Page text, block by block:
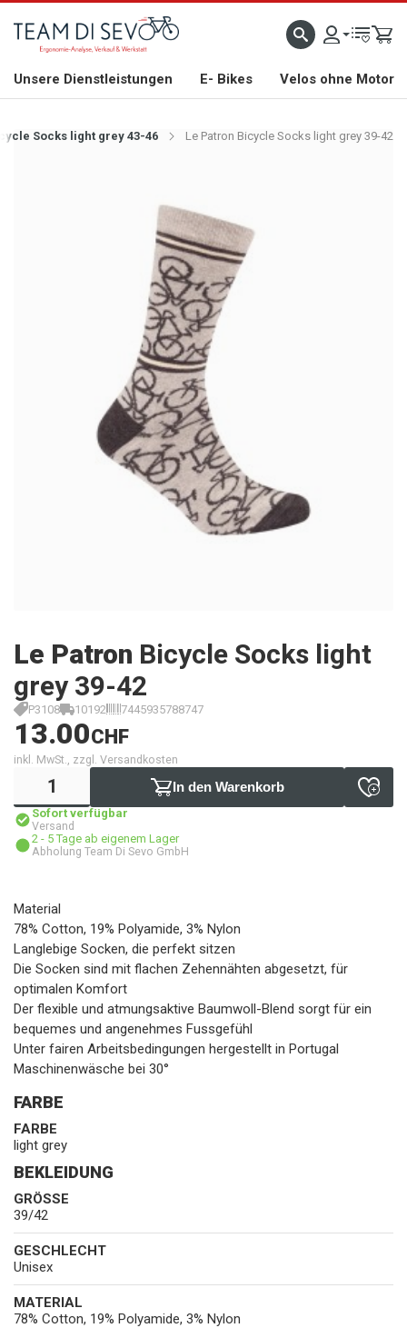
WILLKOMMEN GROSSE AUSWAHL AN RENNRÄDERN, GRAVEL, E-BIKES UND
Unsere Dienstleistungen E- Bikes Velos ohne Motor
Socks light grey 43-46 Le Patron Bicycle Socks light grey 39-42
Le Patron Bicycle Socks light
grey 39-42
P3108 10192 7445935788747
13.00CHF
inkl. MwSt., zzgl. Versandkosten
In den Warenkorb
Sofort verfügbar
Versand
2 - 5 Tage ab eigenem Lager
Abholung Team Di Sevo GmbH
Material
78% Cotton, 19% Polyamide, 3% Nylon
Langlebige Socken, die perfekt sitzen
Die Socken sind mit flachen Zehennähten abgesetzt, für
optimalen Komfort
Der flexible und atmungsaktive Baumwoll-Blend sorgt für ein
bequemes und angenehmes Fussgefühl
Unter fairen Arbeitsbedingungen hergestellt in Portugal
Maschinenwäsche bei 30°
FARBE
FARBE
light grey
BEKLEIDUNG
GRÖSSE
39/42
GESCHLECHT
Unisex
MATERIAL
78% Cotton, 19% Polyamide, 3% Nylon